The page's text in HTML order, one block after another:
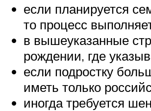
если планируется
то процесс
в вышеуказанные
рождении, где
если подростку
иметь только
иногда требуется